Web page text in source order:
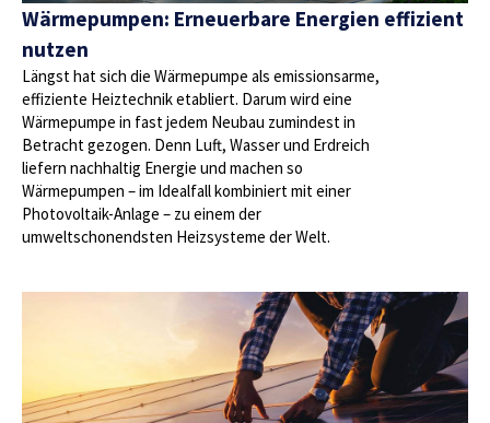
Wärmepumpen: Erneuerbare Energien effizient
nutzen
Längst hat sich die Wärmepumpe als emissionsarme,
effiziente Heiztechnik etabliert. Darum wird eine
Wärmepumpe in fast jedem Neubau zumindest in
Betracht gezogen. Denn Luft, Wasser und Erdreich
liefern nachhaltig Energie und machen so
Wärmepumpen – im Idealfall kombiniert mit einer
Photovoltaik-Anlage – zu einem der
umweltschonendsten Heizsysteme der Welt.